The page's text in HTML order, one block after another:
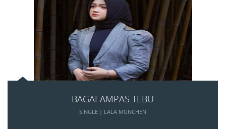
BAGAI AMPAS TEBU
SINGLE | LALA MUNCHEN